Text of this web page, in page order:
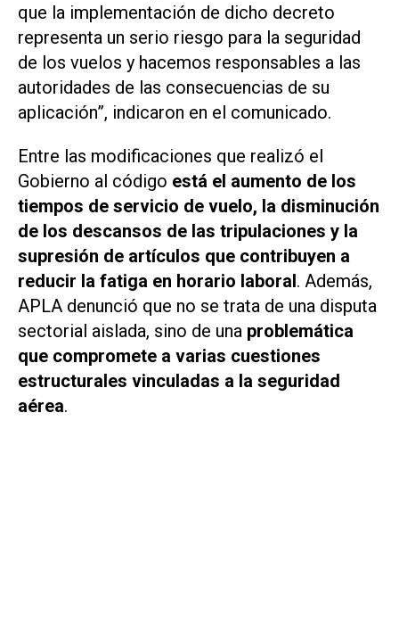
que la implementación de dicho decreto
representa un serio riesgo para la seguridad
de los vuelos y hacemos responsables a las
autoridades de las consecuencias de su
aplicación”, indicaron en el comunicado.
Entre las modificaciones que realizó el
Gobierno al código está el aumento de los
tiempos de servicio de vuelo, la disminución
de los descansos de las tripulaciones y la
supresión de artículos que contribuyen a
reducir la fatiga en horario laboral. Además,
APLA denunció que no se trata de una disputa
sectorial aislada, sino de una problemática
que compromete a varias cuestiones
estructurales vinculadas a la seguridad
aérea.